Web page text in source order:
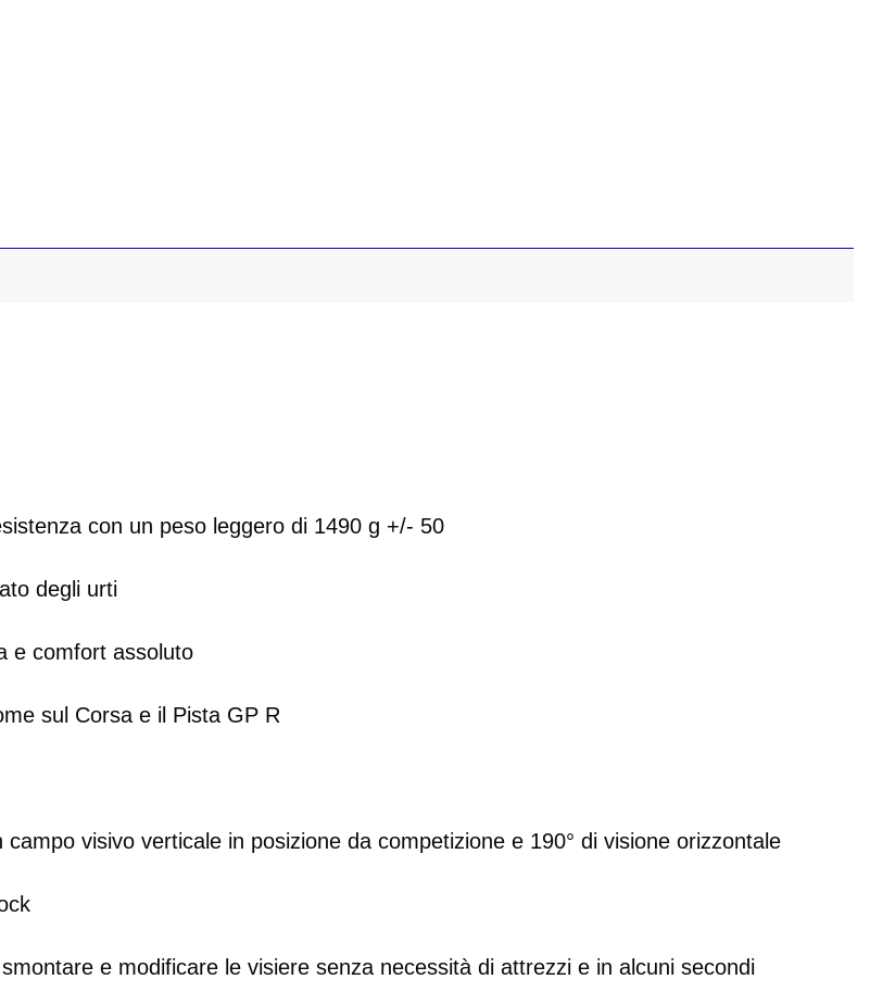
con un peso leggero di 1490 g +/- 50
degli urti
e comfort assoluto
sul Corsa e il Pista GP R
visivo verticale in posizione da competizione e 190° di visione orizzontale
e modificare le visiere senza necessità di attrezzi e in alcuni secondi